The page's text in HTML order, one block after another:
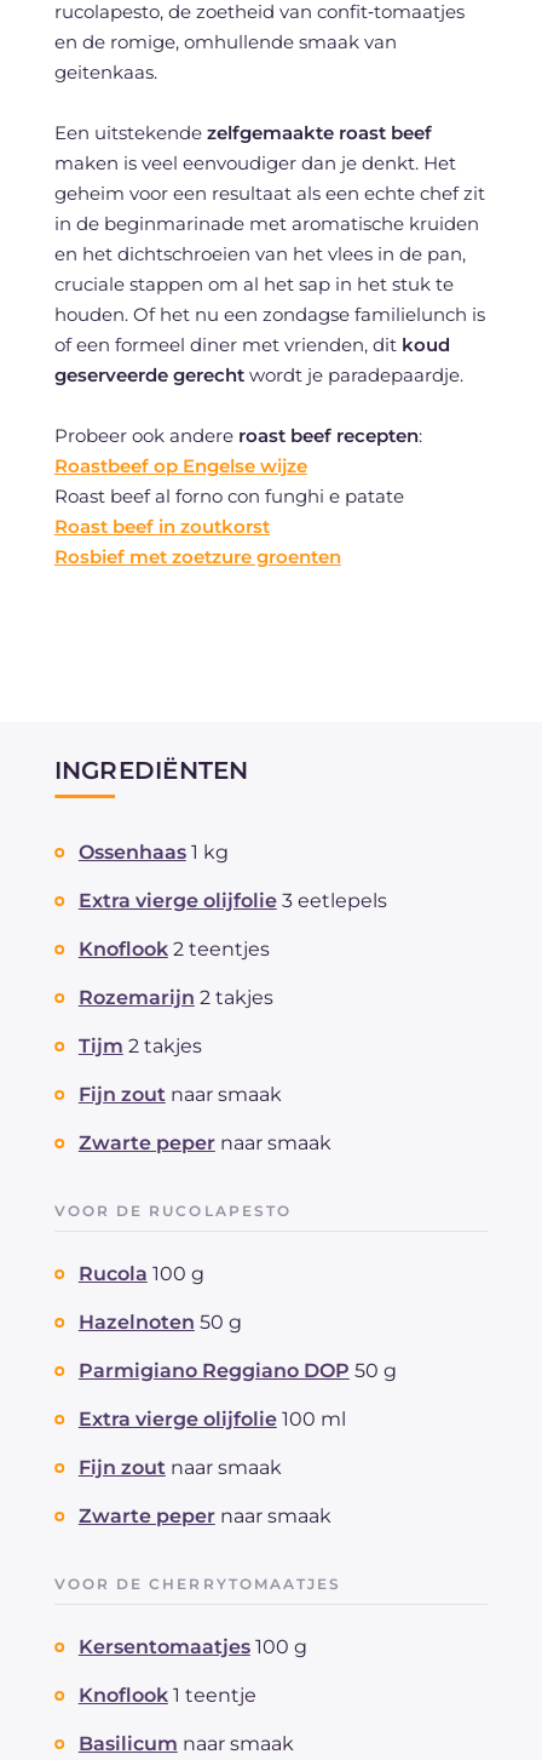
rucolapesto, de zoetheid van confit‑tomaatjes
en de romige, omhullende smaak van
geitenkaas.
Een uitstekende zelfgemaakte roast beef
maken is veel eenvoudiger dan je denkt. Het
geheim voor een resultaat als een echte chef zit
in de beginmarinade met aromatische kruiden
en het dichtschroeien van het vlees in de pan,
cruciale stappen om al het sap in het stuk te
houden. Of het nu een zondagse familielunch is
of een formeel diner met vrienden, dit koud
geserveerde gerechtwordt je paradepaardje.
Probeer ook andere roast beef recepten:
Roastbeef op Engelse wijze
Roast beef al forno con funghi e patate
Roast beef in zoutkorst
Rosbief met zoetzure groenten
INGREDIËNTEN
Ossenhaas 1 kg
Extra vierge olijfolie 3 eetlepels
Knoflook 2 teentjes
Rozemarijn 2 takjes
Tijm 2 takjes
Fijn zout naar smaak
Zwarte peper naar smaak
VOOR DE RUCOLAPESTO
Rucola 100 g
Hazelnoten 50 g
Parmigiano Reggiano DOP 50 g
Extra vierge olijfolie 100 ml
Fijn zout naar smaak
Zwarte peper naar smaak
VOOR DE CHERRYTOMAATJES
Kersentomaatjes 100 g
Knoflook 1 teentje
Basilicum naar smaak